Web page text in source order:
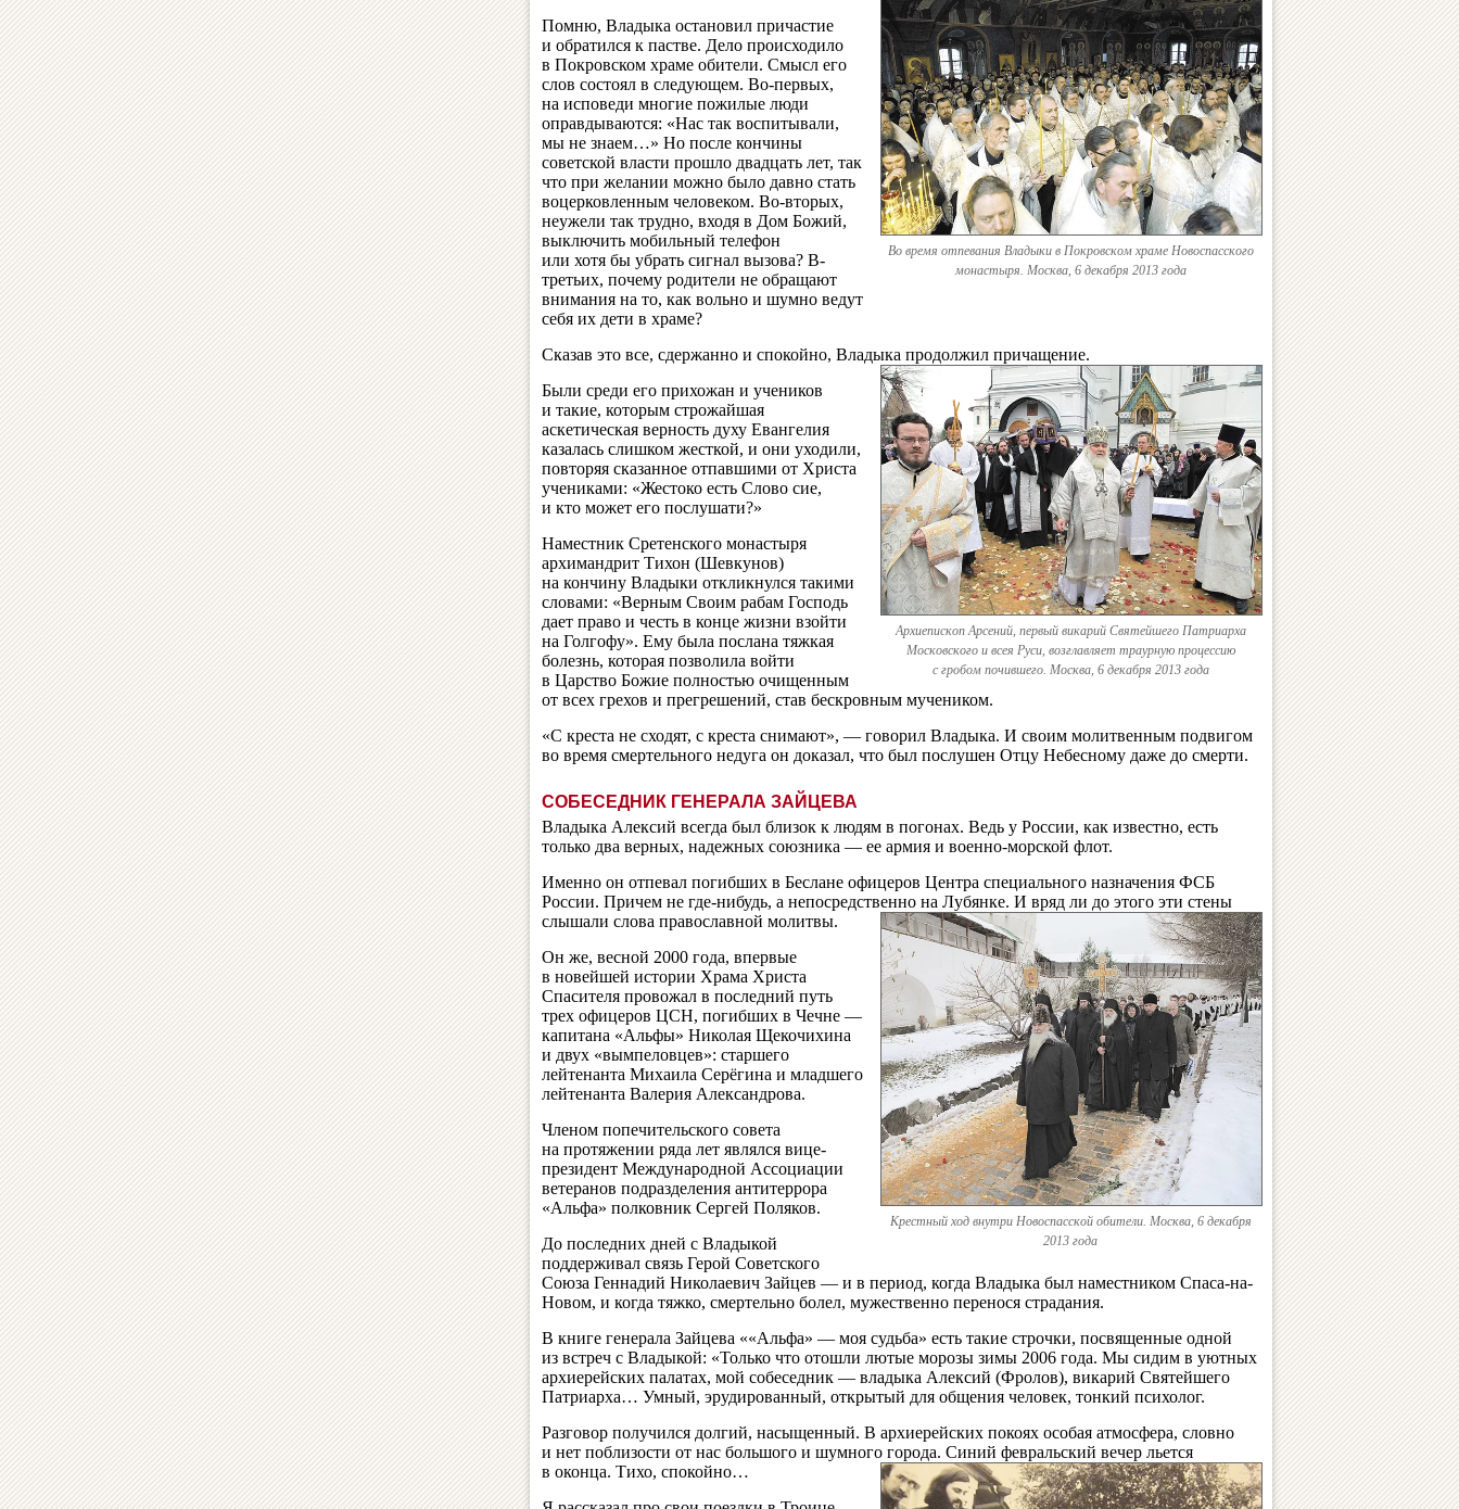
Во время отпевания Владыки в Покровском храме Новоспасского
монастыря. Москва, 6 декабря 2013 года
Помню, Владыка остановил причастие
и обратился к пастве. Дело происходило
в Покровском храме обители. Смысл его
слов состоял в следующем. Во-первых,
на исповеди многие пожилые люди
оправдываются: «Нас так воспитывали,
мы не знаем…» Но после кончины
советской власти прошло двадцать лет, так
что при желании можно было давно стать
воцерковленным человеком. Во-вторых,
неужели так трудно, входя в Дом Божий,
выключить мобильный телефон
или хотя бы убрать сигнал вызова? В-
третьих, почему родители не обращают
внимания на то, как вольно и шумно ведут
себя их дети в храме?
Сказав это все, сдержанно и спокойно, Владыка продолжил причащение.
Архиепископ Арсений, первый викарий Святейшего Патриарха
Московского и всея Руси, возглавляет траурную процессию
с гробом почившего. Москва, 6 декабря 2013 года
Были среди его прихожан и учеников
и такие, которым строжайшая
аскетическая верность духу Евангелия
казалась слишком жесткой, и они уходили,
повторяя сказанное отпавшими от Христа
учениками: «Жестоко есть Слово сие,
и кто может его послушати?»
Наместник Сретенского монастыря
архимандрит Тихон (Шевкунов)
на кончину Владыки откликнулся такими
словами: «Верным Своим рабам Господь
дает право и честь в конце жизни взойти
на Голгофу». Ему была послана тяжкая
болезнь, которая позволила войти
в Царство Божие полностью очищенным
от всех грехов и прегрешений, став бескровным мучеником.
«С креста не сходят, с креста снимают», — говорил Владыка. И своим молитвенным подвигом
во время смертельного недуга он доказал, что был послушен Отцу Небесному даже до смерти.
СОБЕСЕДНИК ГЕНЕРАЛА ЗАЙЦЕВА
Владыка Алексий всегда был близок к людям в погонах. Ведь у России, как известно, есть
только два верных, надежных союзника — ее армия и военно-морской флот.
Именно он отпевал погибших в Беслане офицеров Центра специального назначения ФСБ
России. Причем не где-нибудь, а непосредственно на Лубянке. И вряд ли до этого эти стены
слышали слова православной молитвы.
Крестный ход внутри Новоспасской обители. Москва, 6 декабря
2013 года
Он же, весной 2000 года, впервые
в новейшей истории Храма Христа
Спасителя провожал в последний путь
трех офицеров ЦСН, погибших в Чечне —
капитана «Альфы» Николая Щекочихина
и двух «вымпеловцев»: старшего
лейтенанта Михаила Серёгина и младшего
лейтенанта Валерия Александрова.
Членом попечительского совета
на протяжении ряда лет являлся вице-
президент Международной Ассоциации
ветеранов подразделения антитеррора
«Альфа» полковник Сергей Поляков.
До последних дней с Владыкой
поддерживал связь Герой Советского
Союза Геннадий Николаевич Зайцев — и в период, когда Владыка был наместником Спаса-на-
Новом, и когда тяжко, смертельно болел, мужественно перенося страдания.
В книге генерала Зайцева ««Альфа» — моя судьба» есть такие строчки, посвященные одной
из встреч с Владыкой: «Только что отошли лютые морозы зимы 2006 года. Мы сидим в уютных
архиерейских палатах, мой собеседник — владыка Алексий (Фролов), викарий Святейшего
Патриарха… Умный, эрудированный, открытый для общения человек, тонкий психолог.
Разговор получился долгий, насыщенный. В архиерейских покоях особая атмосфера, словно
и нет поблизости от нас большого и шумного города. Синий февральский вечер льется
в оконца. Тихо, спокойно…